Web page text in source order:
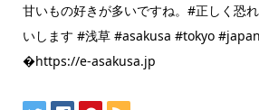
甘いもの好きが多いですね。#正しく恐
いします #浅草 #asakusa #tokyo
�https://e-asakusa.jp